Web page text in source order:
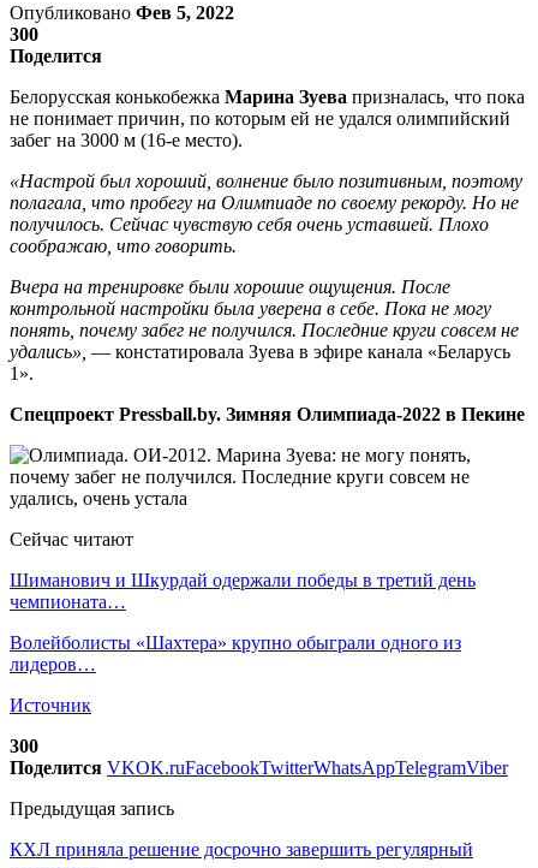
Опубликовано Фев 5, 2022
300
Поделится
Белорусская конькобежка Марина Зуева призналась, что пока
не понимает причин, по которым ей не удался олимпийский
забег на 3000 м (16-е место).
«Настрой был хороший, волнение было позитивным, поэтому
полагала, что пробегу на Олимпиаде по своему рекорду. Но не
получилось. Сейчас чувствую себя очень уставшей. Плохо
соображаю, что говорить.
Вчера на тренировке были хорошие ощущения. После
контрольной настройки была уверена в себе. Пока не могу
понять, почему забег не получился. Последние круги совсем не
удались», — констатировала Зуева в эфире канала «Беларусь
1».
Спецпроект Pressball.by. Зимняя Олимпиада-2022 в Пекине
Сейчас читают
Шиманович и Шкурдай одержали победы в третий день
чемпионата…
Волейболисты «Шахтера» крупно обыграли одного из
лидеров…
Источник
300
Поделится VKOK.ruFacebookTwitterWhatsAppTelegramViber
Предыдущая запись
КХЛ приняла решение досрочно завершить регулярный